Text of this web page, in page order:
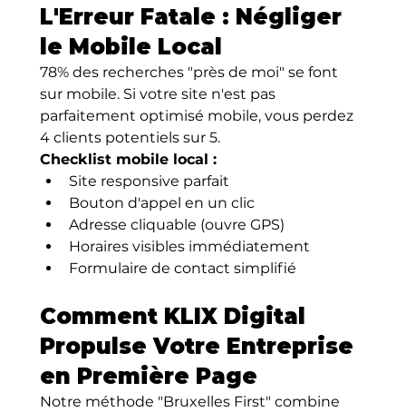
L'Erreur Fatale : Négliger
le Mobile Local
78% des recherches "près de moi" se font
sur mobile. Si votre site n'est pas
parfaitement optimisé mobile, vous perdez
4 clients potentiels sur 5.
Checklist mobile local :
Site responsive parfait
Bouton d'appel en un clic
Adresse cliquable (ouvre GPS)
Horaires visibles immédiatement
Formulaire de contact simplifié
Comment KLIX Digital
Propulse Votre Entreprise
en Première Page
Notre méthode "Bruxelles First" combine